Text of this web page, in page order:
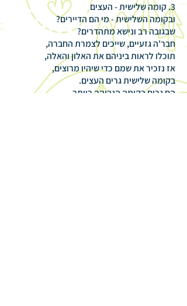
3. קומה שלישית - העצים
ובקומה השלישית - מי הם הדיירים?
שבגובה רב ונישא מתהדרים?
חבר'ה גזעיים, שייכים לצמרת החברה,
תוכלו לראות ביניהם את האלון והאלה,
אז נזכיר את שמם כדי שיהיו מרוצים,
בקומה שלישית גרים העצים.
הם גרים בקומה הגבוהה ביותר,